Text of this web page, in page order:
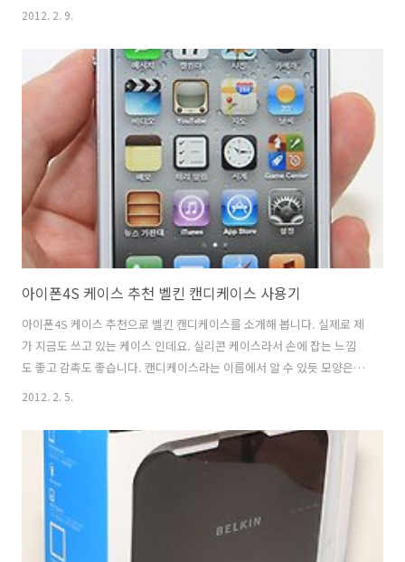
사용하고 좀 더 사용자 중심의 인터페이스로 발전을 하고 있다는 것 입니
다. 이번에 저 역시 삼성 스마트TV에 관심이 많아서 "하이 티비" 라고 말
하며 직접 음성인식과 모션 인식등을 사용해 보았습니다. 직접 해보는것
만큼 좋은것은 없더군요. 저 역시 이번에 몰랐던 사실을 많이 알게 되었
습니다. 강남역의 서초사옥에서 삼성 스마트TV 2012 신제품 발..
2012. 2. 9.
아이폰4S 케이스 추천 벨킨 캔디케이스 사용기
아이폰4S 케이스 추천으로 벨킨 캔디케이스를 소개해 봅니다. 실제로 제
가 지금도 쓰고 있는 케이스 인데요. 실리콘 케이스라서 손에 잡는 느낌
도 좋고 감촉도 좋습니다. 캔디케이스라는 이름에서 알 수 있듯 모양은
같지만 여러가지 색으로 모양이 다 달라보이네요. 벨킨 캔디케이스는 아
위치가 약간 다른데 두개 모두 사용 가능하게 해 놓았네요. 카메라 홀 부
분에도 색을 주어서 디테일을 살렸구요. 측면에 볼륨 조절 버튼과 전원
버튼은 튀어나오게 되어있어서 손으로 살짝 눌러서 버튼을 제어 할 수 있
습니다. 완성도가 꽤 높은 케이스네요. 재질적인 문제로 오래 쓰다보면
색이 조금 바뀔 수 있다는 점만 빼구요. 그러면 제가 추천하는 이유를 한
번 살펴보..
2012. 2. 5.